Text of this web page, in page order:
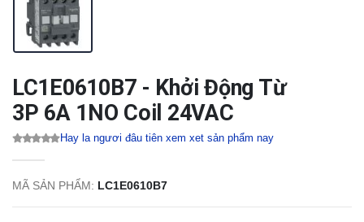
LC1E0610B7 - Khởi Động Từ
3P 6A 1NO Coil 24VAC
Hay la ngươi đâu tiên xem xet sản phẩm nay
MÃ SẢN PHẨM: LC1E0610B7